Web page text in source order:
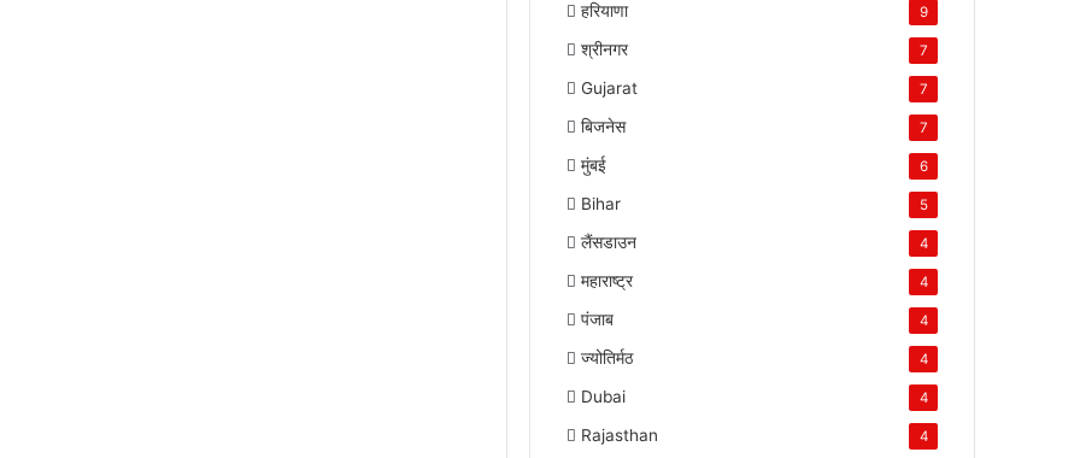
हरियाणा 9
श्रीनगर 7
Gujarat 7
बिजनेस 7
मुंबई 6
Bihar 5
लैंसडाउन 4
महाराष्ट्र 4
पंजाब 4
ज्योतिर्मठ 4
Dubai 4
Rajasthan 4